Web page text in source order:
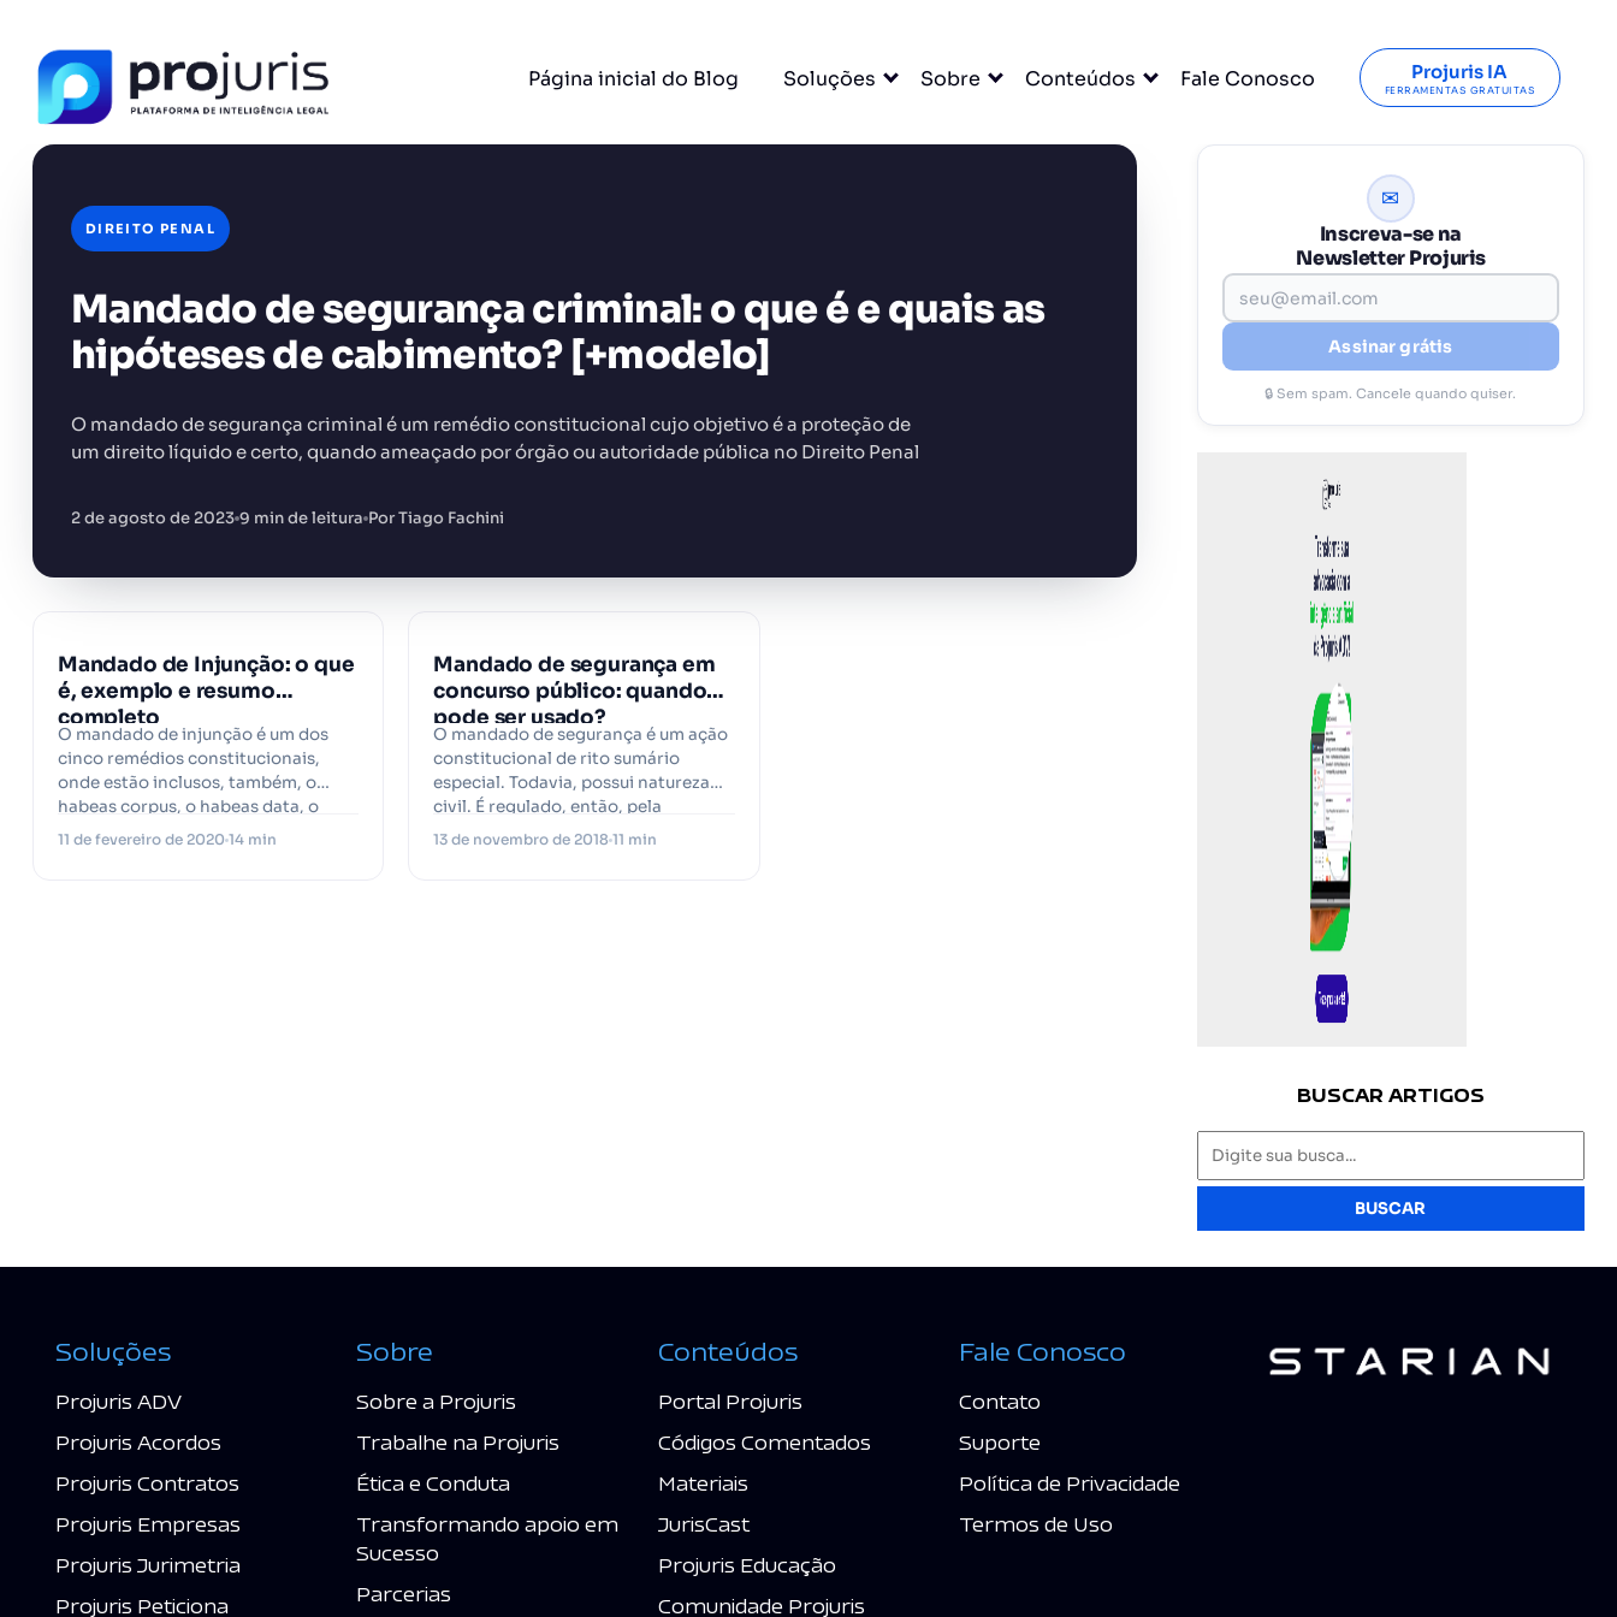
Página inicial do Blog Soluções Sobre Conteúdos Fale Conosco Projuris IA
FERRAMENTAS GRATUITAS
DIREITO PENAL
Mandado de segurança criminal: o que é e quais as
hipóteses de cabimento? [+modelo]
O mandado de segurança criminal é um remédio constitucional cujo objetivo é a proteção de
um direito líquido e certo, quando ameaçado por órgão ou autoridade pública no Direito Penal
2 de agosto de 2023 9 min de leitura Por Tiago Fachini
Mandado de Injunção: o que
é, exemplo e resumo
completo
O mandado de injunção é um dos
cinco remédios constitucionais,
onde estão inclusos, também, o
habeas corpus, o habeas data, o
mandado…
11 de fevereiro de 2020 14 min
Mandado de segurança em
concurso público: quando
pode ser usado?
O mandado de segurança é um ação
constitucional de rito sumário
especial. Todavia, possui natureza
civil. É regulado, então, pela
Constituição Federal…
13 de novembro de 2018 11 min
✉
Inscreva-se na
Newsletter Projuris
Assinar grátis
🔒 Sem spam. Cancele quando quiser.
BUSCAR ARTIGOS
BUSCAR
Soluções
Projuris ADV
Projuris Acordos
Projuris Contratos
Projuris Empresas
Projuris Jurimetria
Projuris Peticiona
Sobre
Sobre a Projuris
Trabalhe na Projuris
Ética e Conduta
Transformando apoio em
Sucesso
Parcerias
Conteúdos
Portal Projuris
Códigos Comentados
Materiais
JurisCast
Projuris Educação
Comunidade Projuris
Fale Conosco
Contato
Suporte
Política de Privacidade
Termos de Uso
FERRAMENTA RECOMENDADA PARA ESTE CONTEÚDO
Gestão de Contratos